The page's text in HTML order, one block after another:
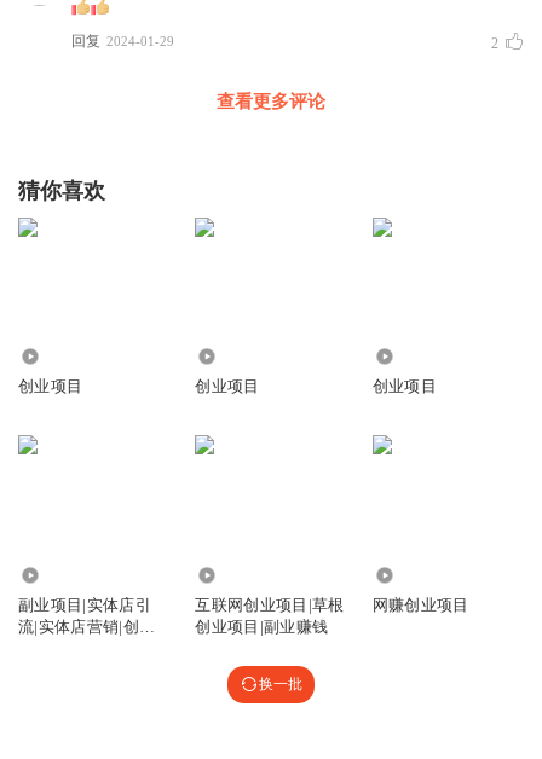
回复 2024-01-29 2
查看更多评论
猜你喜欢
创业项目 创业项目 创业项目
副业项目|实体店引
流|实体店营销|创业
互联网创业项目|草根
创业项目|副业赚钱
网赚创业项目
换一批